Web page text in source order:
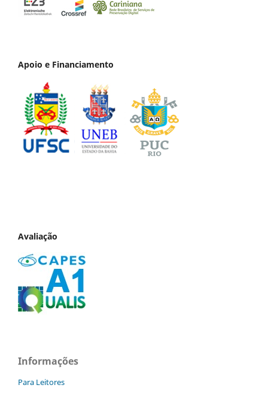
Apoio e Financiamento
Avaliação
Informações
Para Leitores